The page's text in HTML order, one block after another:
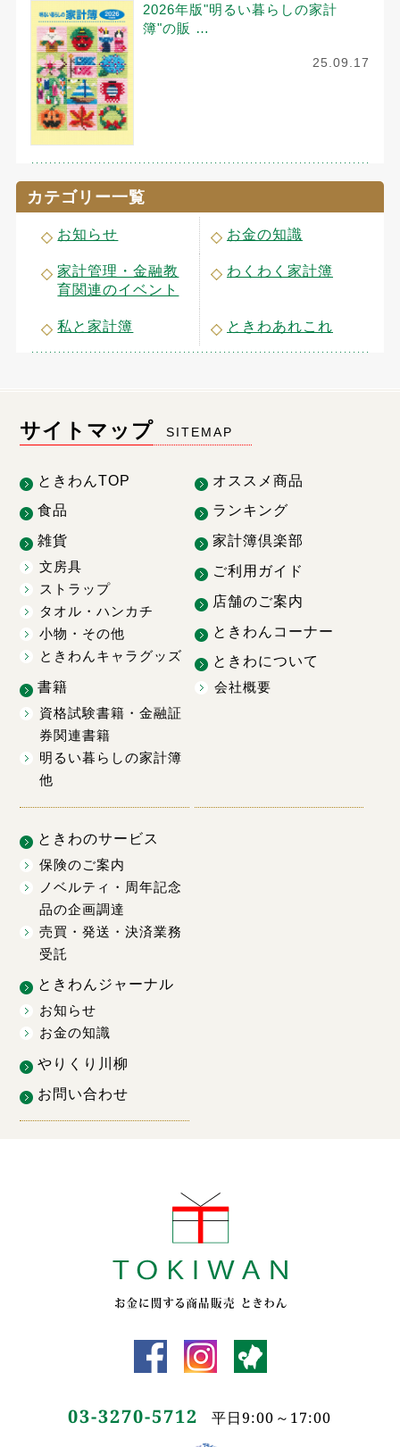
2026年版"明るい暮らしの家計
簿"の販 …
25.09.17
カテゴリー一覧
お知らせ お金の知識
家計管理・金融教
育関連のイベント
わくわく家計簿
私と家計簿 ときわあれこれ
サイトマップ SITEMAP
ときわんTOP
食品
雑貨
文房具
ストラップ
タオル・ハンカチ
小物・その他
ときわんキャラグッズ
書籍
資格試験書籍・金融証
券関連書籍
明るい暮らしの家計簿
他
オススメ商品
ランキング
家計簿倶楽部
ご利用ガイド
店舗のご案内
ときわんコーナー
ときわについて
会社概要
ときわのサービス
保険のご案内
ノベルティ・周年記念
品の企画調達
売買・発送・決済業務
受託
ときわんジャーナル
お知らせ
お金の知識
やりくり川柳
お問い合わせ
03-3270-5712 平日9:00～17:00